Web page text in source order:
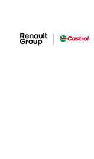
RENAULT GROUP